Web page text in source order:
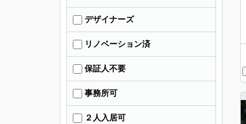
デザイナーズ
リノベーション済
保証人不要
事務所可
２人入居可